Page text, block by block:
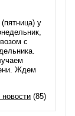
у
с
Ждем
новости (85)